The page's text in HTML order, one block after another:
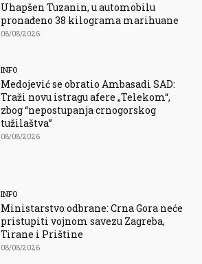
Uhapšen Tuzanin, u automobilu
pronađeno 38 kilograma marihuane
08/08/2026
INFO
Medojević se obratio Ambasadi SAD:
Traži novu istragu afere „Telekom“,
zbog “nepostupanja crnogorskog
tužilaštva”
08/08/2026
INFO
Ministarstvo odbrane: Crna Gora neće
pristupiti vojnom savezu Zagreba,
Tirane i Prištine
08/08/2026